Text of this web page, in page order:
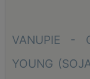
VANUPIE -
YOUNG